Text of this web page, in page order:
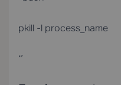
pkill -l process_name
“`